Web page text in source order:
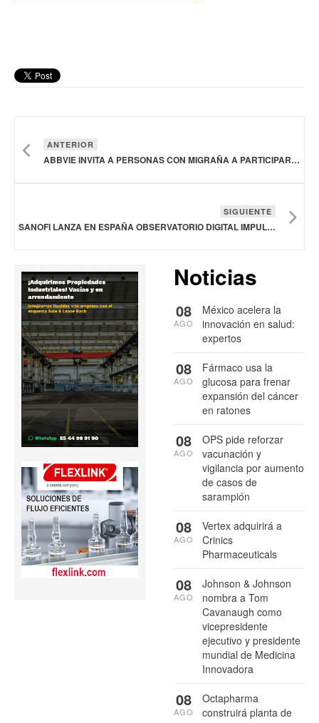
ANTERIOR
ABBVIE INVITA A PERSONAS CON MIGRAÑA A PARTICIPAR EN CONCURSO ANUAL PARA APOYAR SUS OBJETIVOS PROFESIONALES
SIGUIENTE
SANOFI LANZA EN ESPAÑA OBSERVATORIO DIGITAL IMPULSADO POR INTELIGENCIA ARTIFICIAL QUE DESCUBRE TENDENCIAS EN CUIDADO DE LA PIEL
Noticias
México acelera la
innovación en salud:
expertos
08
AGO
Fármaco usa la
glucosa para frenar
expansión del cáncer
en ratones
08
AGO
OPS pide reforzar
vacunación y
vigilancia por aumento
de casos de
sarampión
08
AGO
Vertex adquirirá a
Crinics
Pharmaceuticals
08
AGO
Johnson & Johnson
nombra a Tom
Cavanaugh como
vicepresidente
ejecutivo y presidente
mundial de Medicina
Innovadora
08
AGO
Octapharma
construirá planta de
08
AGO